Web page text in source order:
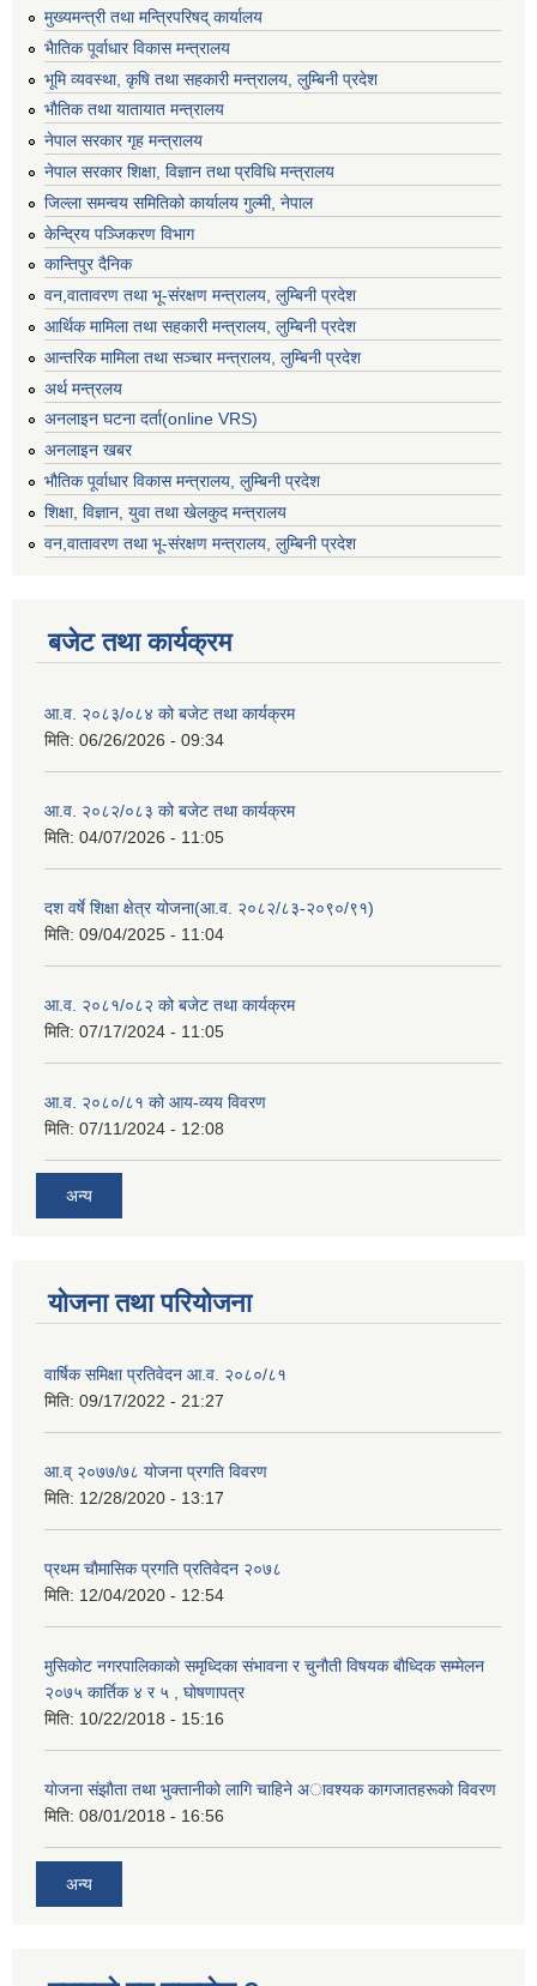
मुख्यमन्त्री तथा मन्त्रिपरिषद् कार्यालय
भैातिक पूर्वाधार विकास मन्त्रालय
भूमि व्यवस्था, कृषि तथा सहकारी मन्त्रालय, लु्म्बिनी प्रदेश
भाैतिक तथा यातायात मन्त्रालय
नेपाल सरकार गृह मन्त्रालय
नेपाल सरकार शिक्षा, विज्ञान तथा प्रविधि मन्त्रालय
जिल्ला समन्वय समितिको कार्यालय गुल्मी, नेपाल
केन्द्रिय पञ्जिकरण विभाग
कान्तिपुर दैनिक
वन,वातावरण तथा भू-संरक्षण मन्त्रालय, लुम्बिनी प्रदेश
आर्थिक मामिला तथा सहकारी मन्त्रालय, लुम्बिनी प्रदेश
आन्तरिक मामिला तथा सञ्चार मन्त्रालय, लुम्बिनी प्रदेश
अर्थ मन्त्रलय
अनलाइन घटना दर्ता(online VRS)
अनलाइन खबर
भौतिक पूर्वाधार विकास मन्त्रालय, लुम्बिनी प्रदेश
शिक्षा, विज्ञान, युवा तथा खेलकुद मन्‍‍त्रालय
वन,वातावरण तथा भू-संरक्षण मन्त्रालय, लुम्बिनी प्रदेश
बजेट तथा कार्यक्रम
आ.व. २०८३/०८४ को बजेट तथा कार्यक्रम
मिति: 06/26/2026 - 09:34
आ.व. २०८२/०८३ को बजेट तथा कार्यक्रम
मिति: 04/07/2026 - 11:05
दश वर्षे शिक्षा क्षेत्र योजना(आ.व. २०८२/८३-२०९०/९१)
मिति: 09/04/2025 - 11:04
आ.व. २०८१/०८२ को बजेट तथा कार्यक्रम
मिति: 07/17/2024 - 11:05
आ.व. २०८०/८१ को आय-व्यय विवरण
मिति: 07/11/2024 - 12:08
अन्य
योजना तथा परियोजना
वार्षिक समिक्षा प्रतिवेदन आ.व. २०८०/८१
मिति: 09/17/2022 - 21:27
आ.व् २०७७/७८ योजना प्रगति विवरण
मिति: 12/28/2020 - 13:17
प्रथम चाैमासिक प्रगति प्रतिवेदन २०७८
मिति: 12/04/2020 - 12:54
मुसिकाेट नगरपालिकाकाे समृध्दिका संभावना र चुनाैती विषयक बाैध्दिक सम्मेलन
२०७५ कार्तिक ४ र ५ , घाेषणापत्र
मिति: 10/22/2018 - 15:16
याेजना संझाैता तथा भुक्तानीकाे लागि चाहिने अावश्यक कागजातहरूकाे विवरण
मिति: 08/01/2018 - 16:56
अन्य